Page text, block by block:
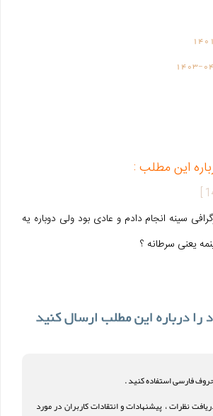
1403-
این مطلب :
]
سینه انجام دادم و عادی بود ولی دوباره یه
یعنی سرطانه ؟
فارسی استفاده کنید .
نظرات ، پیشنهادات و انتقادات کاربران در مورد